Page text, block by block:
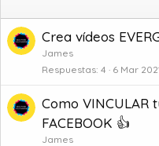
Crea vídeos
James
Respuestas 4 6 Mar
Como VINCULAR
FACEBOOK 👍
James